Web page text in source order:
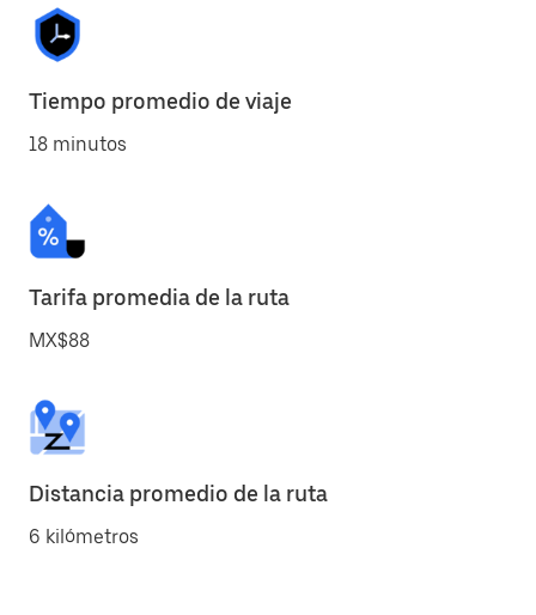
Tiempo promedio de viaje
18 minutos
Tarifa promedia de la ruta
MX$88
Distancia promedio de la ruta
6 kilómetros